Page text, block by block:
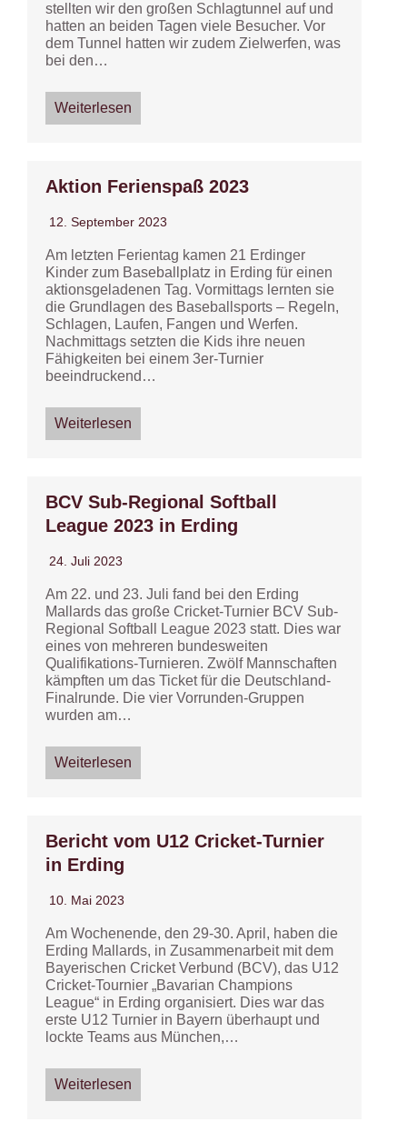
stellten wir den großen Schlagtunnel auf und
hatten an beiden Tagen viele Besucher. Vor
dem Tunnel hatten wir zudem Zielwerfen, was
bei den…
Weiterlesen
Aktion Ferienspaß 2023
12. September 2023
Am letzten Ferientag kamen 21 Erdinger
Kinder zum Baseballplatz in Erding für einen
aktionsgeladenen Tag. Vormittags lernten sie
die Grundlagen des Baseballsports – Regeln,
Schlagen, Laufen, Fangen und Werfen.
Nachmittags setzten die Kids ihre neuen
Fähigkeiten bei einem 3er-Turnier
beeindruckend…
Weiterlesen
BCV Sub-Regional Softball
League 2023 in Erding
24. Juli 2023
Am 22. und 23. Juli fand bei den Erding
Mallards das große Cricket-Turnier BCV Sub-
Regional Softball League 2023 statt. Dies war
eines von mehreren bundesweiten
Qualifikations-Turnieren. Zwölf Mannschaften
kämpften um das Ticket für die Deutschland-
Finalrunde. Die vier Vorrunden-Gruppen
wurden am…
Weiterlesen
Bericht vom U12 Cricket-Turnier
in Erding
10. Mai 2023
Am Wochenende, den 29-30. April, haben die
Erding Mallards, in Zusammenarbeit mit dem
Bayerischen Cricket Verbund (BCV), das U12
Cricket-Tournier „Bavarian Champions
League“ in Erding organisiert. Dies war das
erste U12 Turnier in Bayern überhaupt und
lockte Teams aus München,…
Weiterlesen